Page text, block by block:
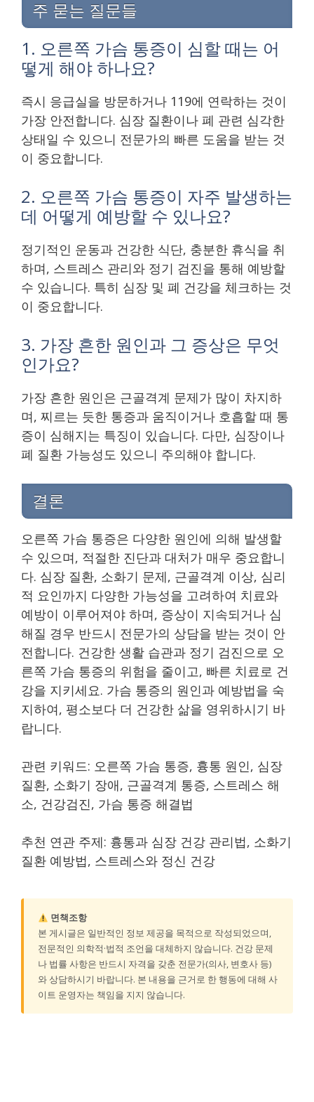
주 묻는 질문들
1. 오른쪽 가슴 통증이 심할 때는 어
떻게 해야 하나요?
즉시 응급실을 방문하거나 119에 연락하는 것이
가장 안전합니다. 심장 질환이나 폐 관련 심각한
상태일 수 있으니 전문가의 빠른 도움을 받는 것
이 중요합니다.
2. 오른쪽 가슴 통증이 자주 발생하는
데 어떻게 예방할 수 있나요?
정기적인 운동과 건강한 식단, 충분한 휴식을 취
하며, 스트레스 관리와 정기 검진을 통해 예방할
수 있습니다. 특히 심장 및 폐 건강을 체크하는 것
이 중요합니다.
3. 가장 흔한 원인과 그 증상은 무엇
인가요?
가장 흔한 원인은 근골격계 문제가 많이 차지하
며, 찌르는 듯한 통증과 움직이거나 호흡할 때 통
증이 심해지는 특징이 있습니다. 다만, 심장이나
폐 질환 가능성도 있으니 주의해야 합니다.
결론
오른쪽 가슴 통증은 다양한 원인에 의해 발생할
수 있으며, 적절한 진단과 대처가 매우 중요합니
다. 심장 질환, 소화기 문제, 근골격계 이상, 심리
적 요인까지 다양한 가능성을 고려하여 치료와
예방이 이루어져야 하며, 증상이 지속되거나 심
해질 경우 반드시 전문가의 상담을 받는 것이 안
전합니다. 건강한 생활 습관과 정기 검진으로 오
른쪽 가슴 통증의 위험을 줄이고, 빠른 치료로 건
강을 지키세요. 가슴 통증의 원인과 예방법을 숙
지하여, 평소보다 더 건강한 삶을 영위하시기 바
랍니다.
관련 키워드: 오른쪽 가슴 통증, 흉통 원인, 심장
질환, 소화기 장애, 근골격계 통증, 스트레스 해
소, 건강검진, 가슴 통증 해결법
추천 연관 주제: 흉통과 심장 건강 관리법, 소화기
질환 예방법, 스트레스와 정신 건강
면책조항
본 게시글은 일반적인 정보 제공을 목적으로 작성되었으며,
전문적인 의학적·법적 조언을 대체하지 않습니다. 건강 문제
나 법률 사항은 반드시 자격을 갖춘 전문가(의사, 변호사 등)
와 상담하시기 바랍니다. 본 내용을 근거로 한 행동에 대해 사
이트 운영자는 책임을 지지 않습니다.